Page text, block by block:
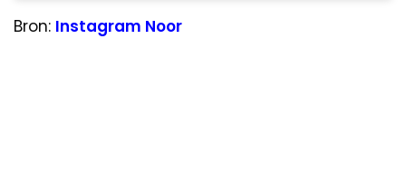
Bron: Instagram Noor